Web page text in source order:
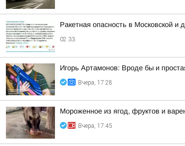
Ракетная опасность в Московской и
02:33
Игорь Артамонов: Вроде бы и
Вчера, 17:28
Мороженное из ягод, фруктов и
Вчера, 17:45